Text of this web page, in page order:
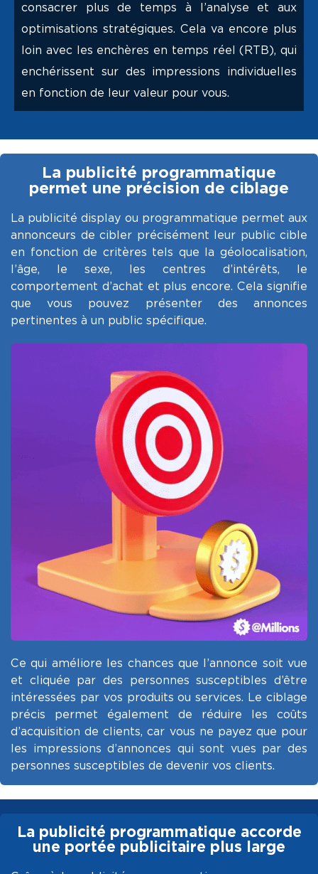
consacrer plus de temps à l’analyse et aux
optimisations stratégiques. Cela va encore plus
loin avec les enchères en temps réel (RTB), qui
enchérissent sur des impressions individuelles
en fonction de leur valeur pour vous.
La publicité programmatique
permet une précision de ciblage
La publicité display ou programmatique permet aux
annonceurs de cibler précisément leur public cible
en fonction de critères tels que la géolocalisation,
l’âge, le sexe, les centres d’intérêts, le
comportement d’achat et plus encore. Cela signifie
que vous pouvez présenter des annonces
pertinentes à un public spécifique.
Ce qui améliore les chances que l’annonce soit vue
et cliquée par des personnes susceptibles d’être
intéressées par vos produits ou services. Le ciblage
précis permet également de réduire les coûts
d’acquisition de clients, car vous ne payez que pour
les impressions d’annonces qui sont vues par des
personnes susceptibles de devenir vos clients.
La publicité programmatique accorde
une portée publicitaire plus large